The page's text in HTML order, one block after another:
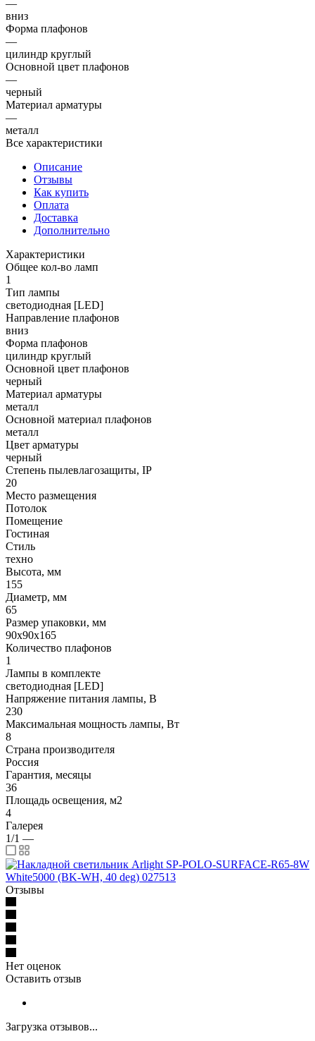
—
вниз
Форма плафонов
—
цилиндр круглый
Основной цвет плафонов
—
черный
Материал арматуры
—
металл
Все характеристики
Описание
Отзывы
Как купить
Оплата
Доставка
Дополнительно
Характеристики
Общее кол-во ламп
1
Тип лампы
светодиодная [LED]
Направление плафонов
вниз
Форма плафонов
цилиндр круглый
Основной цвет плафонов
черный
Материал арматуры
металл
Основной материал плафонов
металл
Цвет арматуры
черный
Степень пылевлагозащиты, IP
20
Место размещения
Потолок
Помещение
Гостиная
Стиль
техно
Высота, мм
155
Диаметр, мм
65
Размер упаковки, мм
90x90x165
Количество плафонов
1
Лампы в комплекте
светодиодная [LED]
Напряжение питания лампы, В
230
Максимальная мощность лампы, Вт
8
Страна производителя
Россия
Гарантия, месяцы
36
Площадь освещения, м2
4
Галерея
1/1 —
Отзывы
Нет оценок
Оставить отзыв
Загрузка отзывов...